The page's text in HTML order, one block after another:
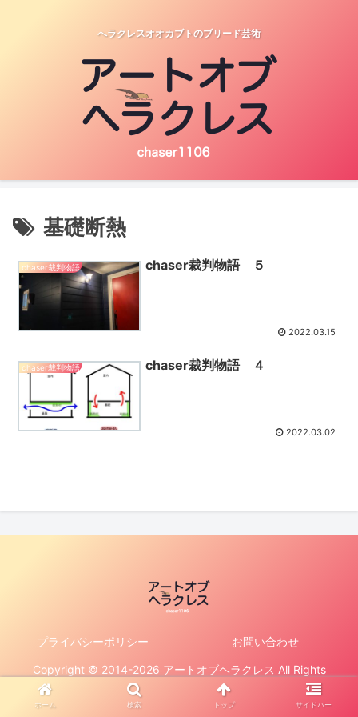
へラクレスオオカブトのブリード芸術
基礎断熱
chaser裁判物語 chaser裁判物語 ５
2022.03.15
chaser裁判物語 chaser裁判物語 ４
2022.03.02
プライバシーポリシー お問い合わせ
Copyright © 2014-2026 アートオブヘラクレス All Rights
ホーム 検索 トップ サイドバー